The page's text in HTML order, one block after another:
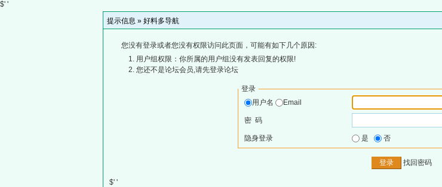
$' '
提示信息 » 好料多导航
您没有登录或者您没有权限访问此页面，可能有如下几个原因:
用户组权限：你所属的用户组没有发表回复的权限!
您还不是论坛会员,请先登录论坛
登录
用户名
Email
密 码
隐身登录 是 否
找回密码
$' '